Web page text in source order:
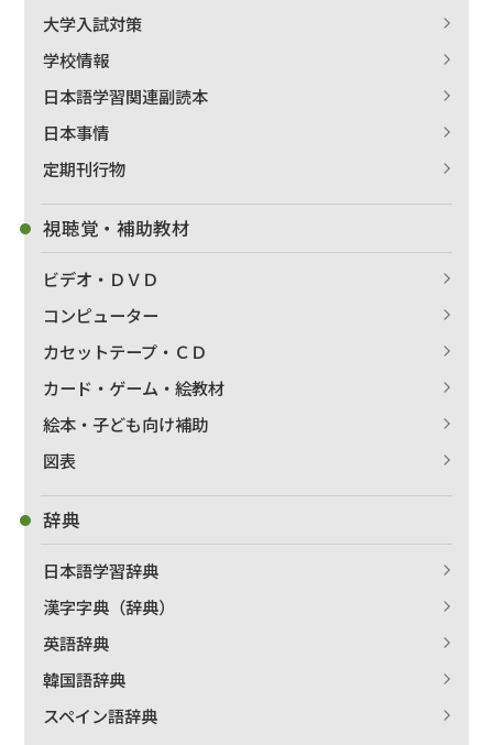
大学入試対策
学校情報
日本語学習関連副読本
日本事情
定期刊行物
視聴覚・補助教材
ビデオ・ＤＶＤ
コンピューター
カセットテープ・ＣＤ
カード・ゲーム・絵教材
絵本・子ども向け補助
図表
辞典
日本語学習辞典
漢字字典（辞典）
英語辞典
韓国語辞典
スペイン語辞典